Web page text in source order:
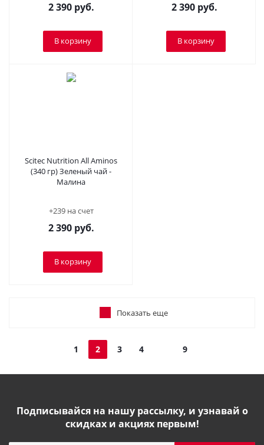
2 390руб.
В корзину
2 390руб.
В корзину
Scitec Nutrition All Aminos
(340 гр) Зеленый чай -
Малина
+239 на счет
2 390руб.
В корзину
Показать еще
1 2 3 4 9
Подписывайся на нашу рассылку, и узнавай о
скидках и акциях первым!